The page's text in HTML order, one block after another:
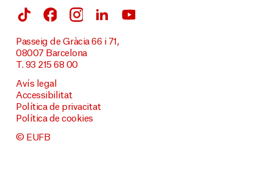
Passeig de Gràcia 66 i 71,
08007 Barcelona
T. 93 215 68 00
Avís legal
Accessibilitat
Política de privacitat
Política de cookies
© EUFB